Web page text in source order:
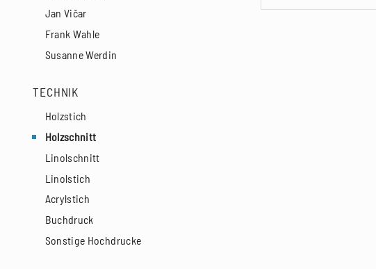
Jan Vičar
Frank Wahle
Susanne Werdin
TECHNIK
Holzstich
Holzschnitt
Linolschnitt
Linolstich
Acrylstich
Buchdruck
Sonstige Hochdrucke